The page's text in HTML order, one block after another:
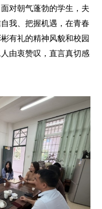
对朝气蓬勃的学生，夫
我、把握机遇，在青春
有礼的精神风貌和校园
由衷赞叹，直言真切感